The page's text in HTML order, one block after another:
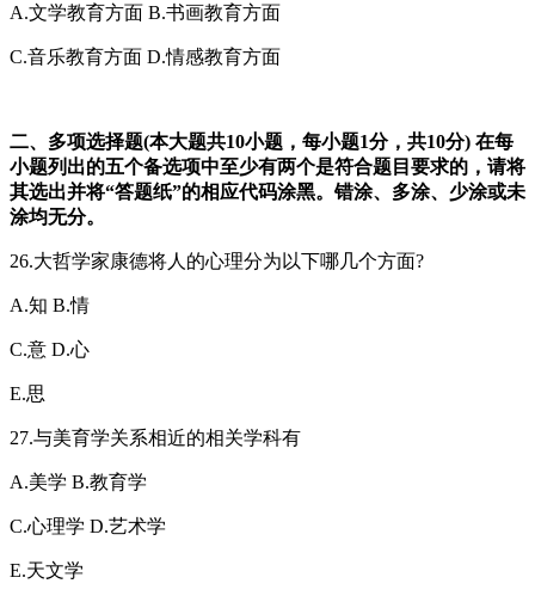
A.文学教育方面 B.书画教育方面
C.音乐教育方面 D.情感教育方面
二、多项选择题(本大题共10小题，每小题1分，共10分) 在每
小题列出的五个备选项中至少有两个是符合题目要求的，请将
其选出并将“答题纸”的相应代码涂黑。错涂、多涂、少涂或未
涂均无分。
26.大哲学家康德将人的心理分为以下哪几个方面?
A.知 B.情
C.意 D.心
E.思
27.与美育学关系相近的相关学科有
A.美学 B.教育学
C.心理学 D.艺术学
E.天文学